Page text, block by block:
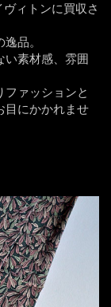
ィトンに買収さ
品。
い素材感、雰囲
ファッションと
目にかかれませ